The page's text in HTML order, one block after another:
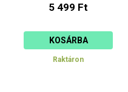
5 499 Ft
KOSÁRBA
Raktáron